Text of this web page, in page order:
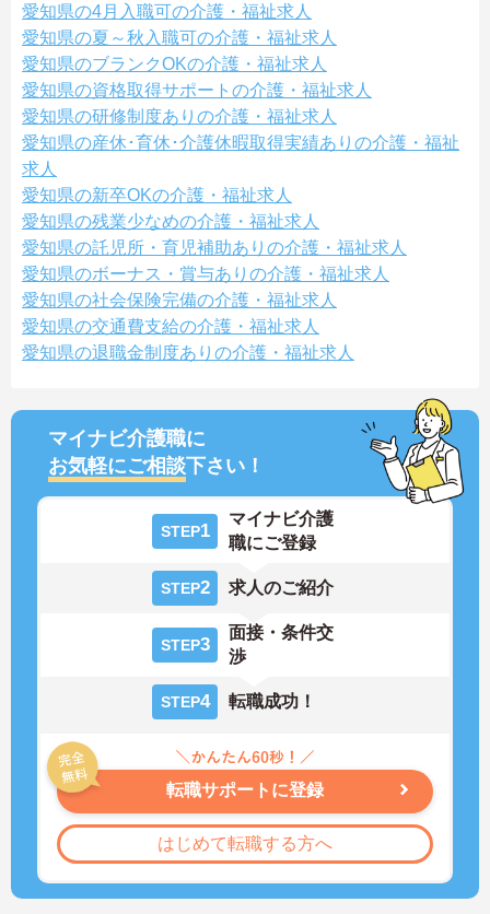
愛知県の4月入職可の介護・福祉求人
愛知県の夏～秋入職可の介護・福祉求人
愛知県のブランクOKの介護・福祉求人
愛知県の資格取得サポートの介護・福祉求人
愛知県の研修制度ありの介護・福祉求人
愛知県の産休･育休･介護休暇取得実績ありの介護・福祉
求人
愛知県の新卒OKの介護・福祉求人
愛知県の残業少なめの介護・福祉求人
愛知県の託児所・育児補助ありの介護・福祉求人
愛知県のボーナス・賞与ありの介護・福祉求人
愛知県の社会保険完備の介護・福祉求人
愛知県の交通費支給の介護・福祉求人
愛知県の退職金制度ありの介護・福祉求人
マイナビ介護職に
お気軽にご相談下さい！
STEP1
マイナビ介護
職にご登録
STEP2 求人のご紹介
STEP3
面接・条件交
渉
STEP4 転職成功！
転職サポートに登録
はじめて転職する方へ